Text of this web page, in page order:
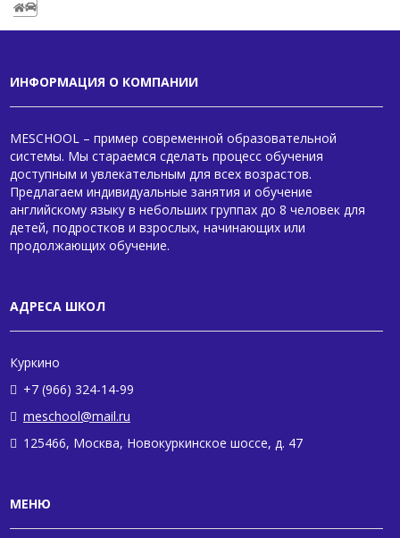
ИНФОРМАЦИЯ О КОМПАНИИ
MESCHOOL – пример современной образовательной
системы. Мы стараемся сделать процесс обучения
доступным и увлекательным для всех возрастов.
Предлагаем индивидуальные занятия и обучение
английскому языку в небольших группах до 8 человек для
детей, подростков и взрослых, начинающих или
продолжающих обучение.
АДРЕСА ШКОЛ
Куркино
+7 (966) 324-14-99
meschool@mail.ru
125466, Москва, Новокуркинское шоссе, д. 47
МЕНЮ